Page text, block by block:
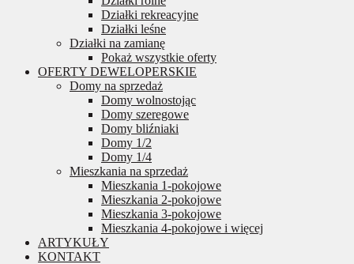
Działki rekreacyjne
Działki leśne
Działki na zamianę
Pokaż wszystkie oferty
OFERTY DEWELOPERSKIE
Domy na sprzedaż
Domy wolnostojąc
Domy szeregowe
Domy bliźniaki
Domy 1/2
Domy 1/4
Mieszkania na sprzedaż
Mieszkania 1-pokojowe
Mieszkania 2-pokojowe
Mieszkania 3-pokojowe
Mieszkania 4-pokojowe i więcej
ARTYKUŁY
KONTAKT